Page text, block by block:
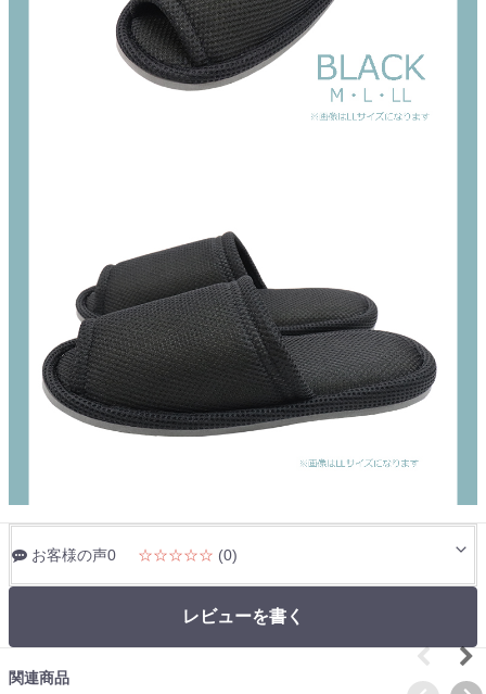
お客様の声0 ☆☆☆☆☆ (0)
レビューを書く
関連商品